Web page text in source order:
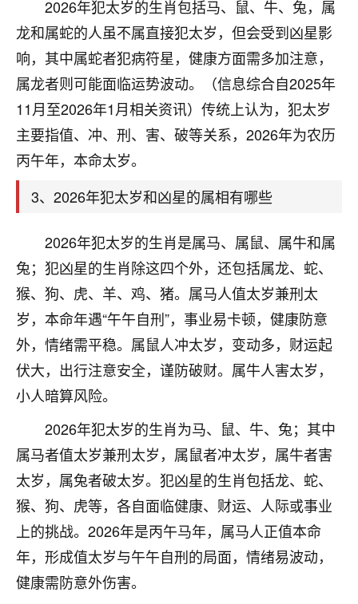
2026年犯太岁的生肖包括马、鼠、牛、兔，属
龙和属蛇的人虽不属直接犯太岁，但会受到凶星影
响，其中属蛇者犯病符星，健康方面需多加注意，
属龙者则可能面临运势波动。（信息综合自2025年
11月至2026年1月相关资讯）传统上认为，犯太岁
主要指值、冲、刑、害、破等关系，2026年为农历
丙午年，本命太岁。
3、2026年犯太岁和凶星的属相有哪些
2026年犯太岁的生肖是属马、属鼠、属牛和属
兔；犯凶星的生肖除这四个外，还包括属龙、蛇、
猴、狗、虎、羊、鸡、猪。属马人值太岁兼刑太
岁，本命年遇“午午自刑”，事业易卡顿，健康防意
外，情绪需平稳。属鼠人冲太岁，变动多，财运起
伏大，出行注意安全，谨防破财。属牛人害太岁，
小人暗算风险。
2026年犯太岁的生肖为马、鼠、牛、兔；其中
属马者值太岁兼刑太岁，属鼠者冲太岁，属牛者害
太岁，属兔者破太岁。犯凶星的生肖包括龙、蛇、
猴、狗、虎等，各自面临健康、财运、人际或事业
上的挑战。2026年是丙午马年，属马人正值本命
年，形成值太岁与午午自刑的局面，情绪易波动，
健康需防意外伤害。
卦，认识老师3年了，都是缘分啊！
17分钟前 来自湖北 19
心若莲花
我是做餐饮的，这两年，生意屡屡受挫，店开一家关
一家，要么生意不好，生意好的就出事。前些年攒的
家底快败光了，真是倒霉！我也想找人看看到底怎么
回事？
：你可以找老师看看，人有时不服命不行
太阳当空赵：我也做餐饮的，生意不算大，但
是我从找店开始都是找慧来老师跟进的，选
址、风水、还有开业日子，哪哪都看了，虽然
大环境不好，但是我家生意还可以，前几天又
刚找老师做了补财库，希望财运更好一点！
2小时前 来自海南 18
梦醒时分
我女儿高二叛逆，大半年不上学，一说她就要死要活
的，把我们两口子愁的不行，朋友给我推荐的慧来老
师，一开始我是病急乱投医，这半年来，法事一个个
做完，我女儿跟变了个人一样，不期望她能考多好的
大学，只要能安安稳稳的把书读了，身体心理都健健
康康的我就很知足了！
鹿森：可怜天下父母心啊！
3小时前 来自河北